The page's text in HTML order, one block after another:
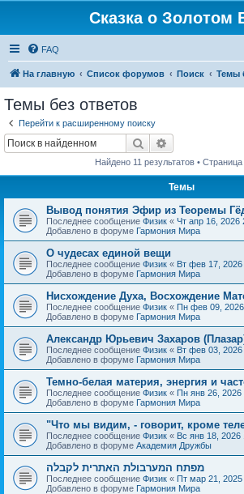
Сказка о Золотом
FAQ
На главную Список форумов Поиск Темы
Темы без ответов
Перейти к расширенному поиску
Поиск
Найдено 11 результатов • Страница
Темы
Вывод понятия Эфир из Теоремы
Последнее сообщение Физик « Чт апр 16, 2026
Добавлено в форуме Гармония Мира
О чудесах единой вещи
Последнее сообщение Физик « Вт фев 17, 2026
Добавлено в форуме Гармония Мира
Нисхождение Духа, Восхождение
Последнее сообщение Физик « Пн фев 09,
Добавлено в форуме Гармония Мира
Александр Юрьевич Захаров
Последнее сообщение Физик « Вт фев 03, 2026
Добавлено в форуме Гармония Мира
Темно-белая материя, энергия и
Последнее сообщение Физик « Пн янв 26, 2026
Добавлено в форуме Гармония Мира
"Что мы видим, - говорит, кроме
Последнее сообщение Физик « Вс янв 18, 2026
Добавлено в форуме Академия Дружбы
מפתח המערבולת האתרית לקבלה
Последнее сообщение Физик « Пт мар 21, 2025
Добавлено в форуме Гармония Мира